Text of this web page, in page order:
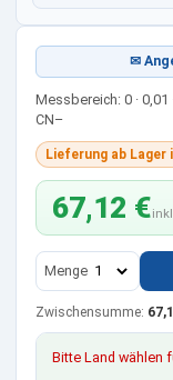
✉
Messbereich: 0 · 0,01
CN–
Lieferung ab Lager
67,12 €
Menge
Zwischensumme:
Bitte Land wählen